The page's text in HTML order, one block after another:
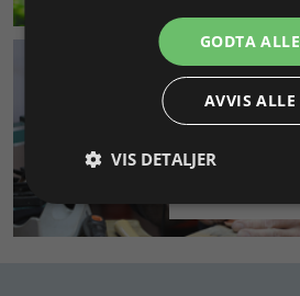
SMYKKEKURS
GODTA ALLE
AVVIS ALLE
VIS DETALJER